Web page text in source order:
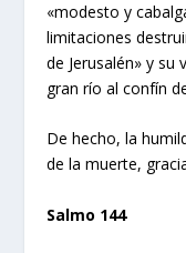
«modesto y
limitaciones
de Jerusalén» y su
gran río al confín
De hecho, la
de la muerte,
Salmo 144